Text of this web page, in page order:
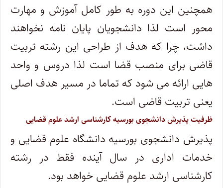
همچنین این دوره به طور کامل آموزش و مهارت
محور است لذا دانشجویان پایان نامه نخواهند
داشت، چرا که هدف از طراحی این رشته تربیت
قاضی برای منصب قضا است لذا دروس و واحد
هایی ارائه می شود که تماما در مسیر هدف اصلی
یعنی تربیت قاضی است.
ظرفیت پذیرش دانشجوی بورسیه کارشناسی ارشد علوم قضایی
پذیرش دانشجوی بورسیه دانشگاه علوم قضایی و
خدمات اداری در سال آینده فقط در رشته
کارشناسی ارشد علوم قضایی خواهد بود.